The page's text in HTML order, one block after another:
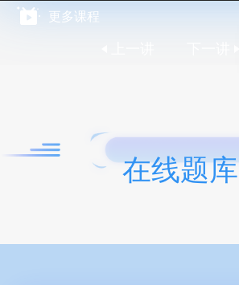
更多课程
在线题库